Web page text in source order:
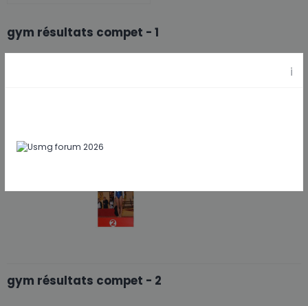
gym résultats compet - 1
gym résultats compet - 2
i